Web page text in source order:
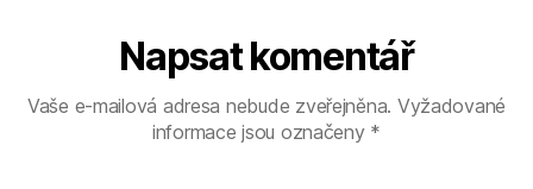
Napsat komentář
Vaše e-mailová adresa nebude zveřejněna. Vyžadované
informace jsou označeny *